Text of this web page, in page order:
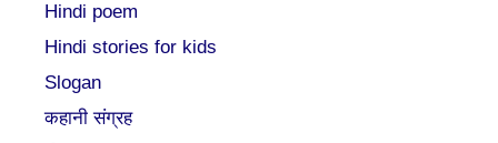
Hindi poem
Hindi stories for kids
Slogan
कहानी संग्रह